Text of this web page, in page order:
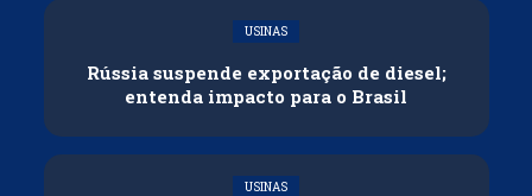
USINAS
Rússia suspende exportação de diesel;
entenda impacto para o Brasil
USINAS